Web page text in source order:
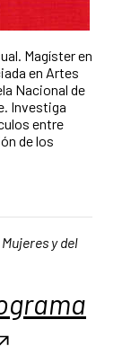
Magíster en
en Artes
Nacional de
Investiga
entre
de los
y del